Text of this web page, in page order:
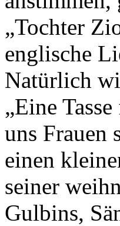
„Tochter
englische
Natürlich
„Eine
uns Frauen
einen
seiner
Gulbins,